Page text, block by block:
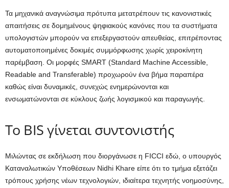
Τα μηχανικά αναγνώσιμα πρότυπα μετατρέπουν τις κανονιστικές
απαιτήσεις σε δομημένους ψηφιακούς κανόνες που τα συστήματα
υπολογιστών μπορούν να επεξεργαστούν απευθείας, επιτρέποντας
αυτοματοποιημένες δοκιμές συμμόρφωσης χωρίς χειροκίνητη
παρέμβαση. Οι μορφές SMART (Standard Machine Accessible,
Readable and Transferable) προχωρούν ένα βήμα παραπέρα
καθώς είναι δυναμικές, συνεχώς ενημερώνονται και
ενσωματώνονται σε κύκλους ζωής λογισμικού και παραγωγής.
Το BIS γίνεται συντονιστής
Μιλώντας σε εκδήλωση που διοργάνωσε η FICCI εδώ, ο υπουργός
Καταναλωτικών Υποθέσεων Nidhi Khare είπε ότι το τμήμα εξετάζει
τρόπους χρήσης νέων τεχνολογιών, ιδιαίτερα τεχνητής νοημοσύνης,